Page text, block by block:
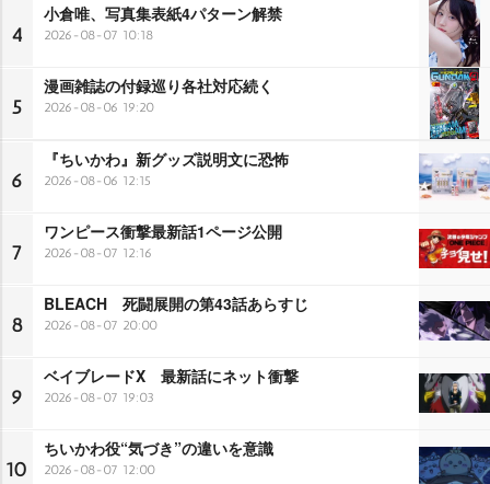
4
小倉唯、写真集表紙4パターン解禁
2026-08-07 10:18
5
漫画雑誌の付録巡り各社対応続く
2026-08-06 19:20
6
『ちいかわ』新グッズ説明文に恐怖
2026-08-06 12:15
7
ワンピース衝撃最新話1ページ公開
2026-08-07 12:16
8
BLEACH 死闘展開の第43話あらすじ
2026-08-07 20:00
9
ベイブレードX 最新話にネット衝撃
2026-08-07 19:03
10
ちいかわ役“気づき”の違いを意識
2026-08-07 12:00